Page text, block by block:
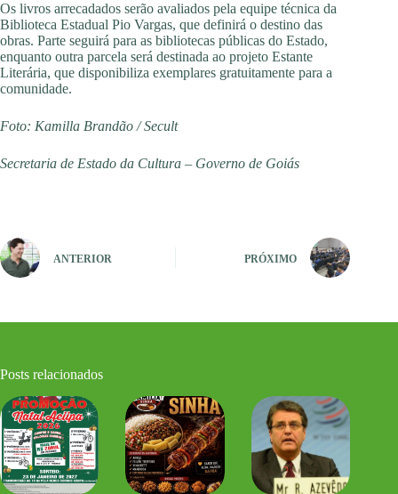
Os livros arrecadados serão avaliados pela equipe técnica da
Biblioteca Estadual Pio Vargas, que definirá o destino das
obras. Parte seguirá para as bibliotecas públicas do Estado,
enquanto outra parcela será destinada ao projeto Estante
Literária, que disponibiliza exemplares gratuitamente para a
comunidade.
Foto: Kamilla Brandão / Secult
Secretaria de Estado da Cultura – Governo de Goiás
ANTERIOR PRÓXIMO
Posts relacionados